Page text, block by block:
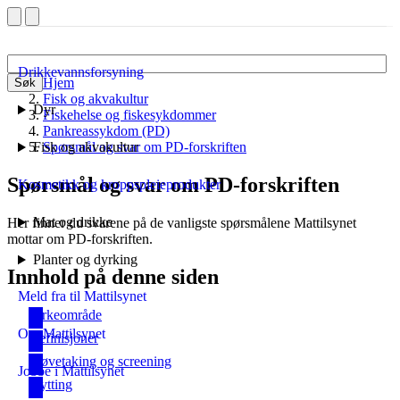
Søk
Drikkevannsforsyning
Dyr
Fisk og akvakultur
Kosmetikk og kroppspleieprodukter
Mat og drikke
Planter og dyrking
Meld fra til Mattilsynet
Om Mattilsynet
Jobbe i Mattilsynet
Hjem
Fisk og akvakultur
Fiskehelse og fiskesykdommer
Pankreassykdom (PD)
Spørsmål og svar om PD-forskriften
Spørsmål og svar om PD-forskriften
Her finner du svarene på de vanligste spørsmålene Mattilsynet
mottar om PD-forskriften.
Innhold på denne siden
Virkeområde
Definisjoner
Prøvetaking og screening
Flytting